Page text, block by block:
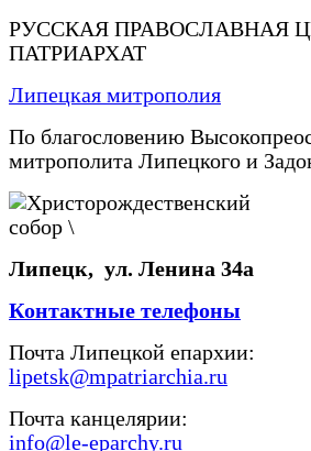
РУССКАЯ ПРАВОСЛАВНАЯ
ПАТРИАРХАТ
Липецкая митрополия
По благословению
митрополита Липецкого и
Липецк, ул. Ленина 34а
Контактные телефоны
Почта Липецкой епархии:
lipetsk@mpatriarchia.ru
Почта канцелярии:
info@le-eparchy.ru